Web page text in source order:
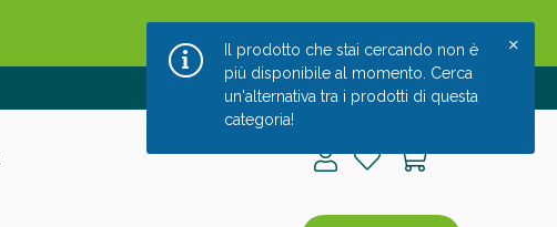
Chi siamo Blog | Contatti
Il prodotto che stai cercando non è
più disponibile al momento. Cerca
un'alternativa tra i prodotti di questa
categoria!